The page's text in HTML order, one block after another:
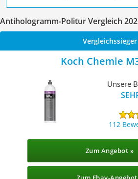
Antihologramm-Politur Vergleich
Vergleichssieger
Koch Chemie
Unsere
112
Zum Angebot »